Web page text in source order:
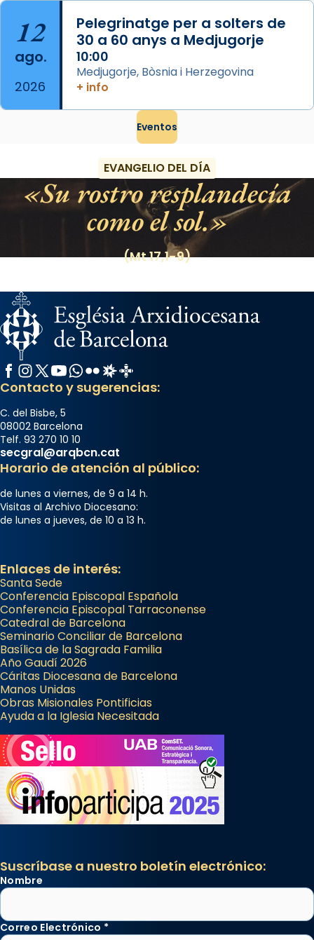
12
ago.
2026
Pelegrinatge per a solters de
30 a 60 anys a Medjugorje
10:00
Medjugorje, Bòsnia i Herzegovina
+ info
Eventos
EVANGELIO DEL DÍA
Su rostro resplandecía
como el sol.
(Mt 17,1-9)
Facebook
Instagram
X / Twitter
YouTube
WhatsApp
FlickrRadio Estel
Catalunya Cristiana
Contacto y sugerencias:
C. del Bisbe, 5
08002 Barcelona
Telf. 93 270 10 10
secgral@arqbcn.cat
Horario de atención al público:
de lunes a viernes, de 9 a 14 h.
Visitas al Archivo Diocesano:
de lunes a jueves, de 10 a 13 h.
Enlaces de interés:
Santa Sede
Conferencia Episcopal Española
Conferencia Episcopal Tarraconense
Catedral de Barcelona
Seminario Conciliar de Barcelona
Basílica de la Sagrada Familia
Año Gaudí 2026
Cáritas Diocesana de Barcelona
Manos Unidas
Obras Misionales Pontificias
Ayuda a la Iglesia Necesitada
Suscríbase a nuestro boletín electrónico:
Nombre
Correo Electrónico *